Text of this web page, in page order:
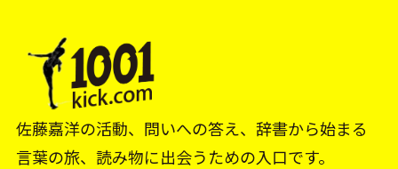
佐藤嘉洋の活動、問いへの答え、辞書から始まる
言葉の旅、読み物に出会うための入口です。